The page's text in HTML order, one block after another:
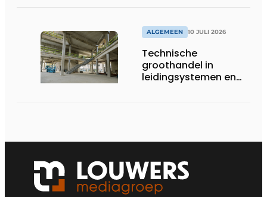
ALGEMEEN 10 JULI 2026
Technische
groothandel in
leidingsystemen en